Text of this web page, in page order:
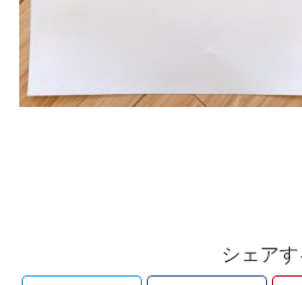
シェアす